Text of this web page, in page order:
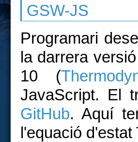
GSW-JS
Programari
la darrera
10 (
JavaScript. El
GitHub. Aquí
l'equació d'estat